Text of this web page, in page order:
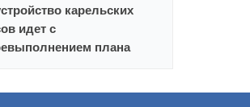
карельских
идет с
плана